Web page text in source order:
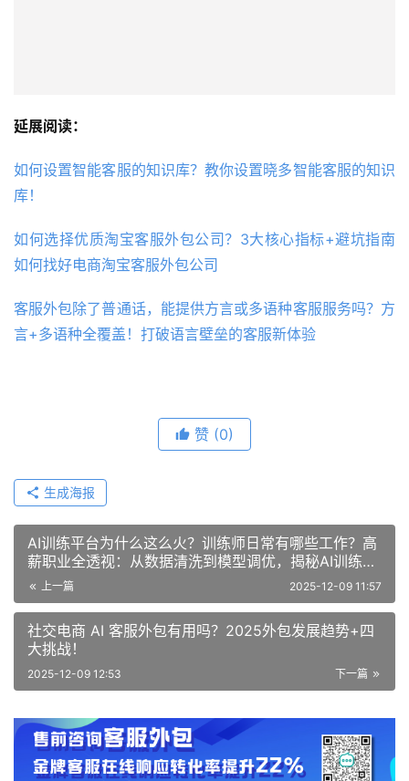
延展阅读：
如何设置智能客服的知识库？教你设置晓多智能客服的知识
库！
如何选择优质淘宝客服外包公司？3大核心指标+避坑指南
如何找好电商淘宝客服外包公司
客服外包除了普通话，能提供方言或多语种客服服务吗？方
言+多语种全覆盖！打破语言壁垒的客服新体验
赞 (0)
生成海报
AI训练平台为什么这么火？训练师日常有哪些工作？高
薪职业全透视：从数据清洗到模型调优，揭秘AI训练师
的日常与核心技能
上一篇 2025-12-09 11:57
社交电商 AI 客服外包有用吗？2025外包发展趋势+四
大挑战！
下一篇
2025-12-09 12:53